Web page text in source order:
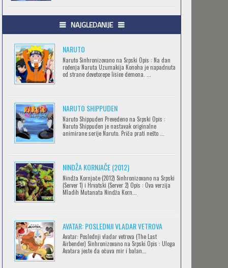
.HACK//GIFT
Feb 12 2023 |Gledaj »
.HACK//LIMINALITY
SOVA I EKIPA
Feb 12 2023 |Gledaj »
BLOODIVORES
Feb 12 2023 |Gledaj »
AVANTURE KIDA OPASNOST
Feb 12 2023 |Gledaj »
NAJGLEDANIJE
NARUTO
Naruto Sinhronizovano na Srpski Opis : Na dan
rođenja Naruta Uzumakija Konoha je napadnuta
od strane devetorepe lisice demona. ...
NARUTO SHIPPUDEN
Naruto Shippuden Prevedeno na Srpski Opis :
Naruto Shippuden je nastavak originalne
animirane serije Naruto. Priča prati nešto ...
NINDŽA KORNJAČE (2012)
Nindža Kornjače (2012) Sinhronizovano na Srpski
(Server 1) i Hrvatski (Server 2) Opis : Ova verzija
Mladih Mutanata Nindža Korn...
AVATAR: POSLEDNJI VLADAR VETROVA
Avatar: Poslednji vladar vetrova (The Last
Airbender) Sinhronizovano na Srpski Opis : Uloga
Avatara jeste da očuva mir i balan...